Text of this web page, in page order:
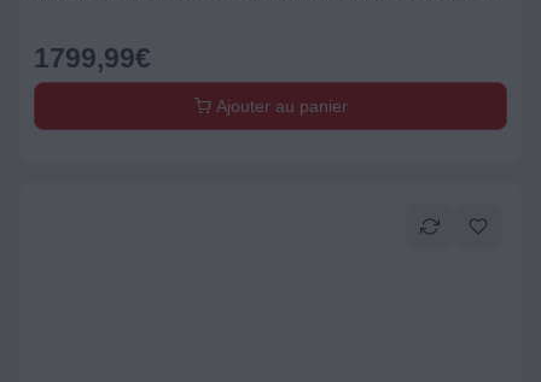
1799,99€
Ajouter au panier